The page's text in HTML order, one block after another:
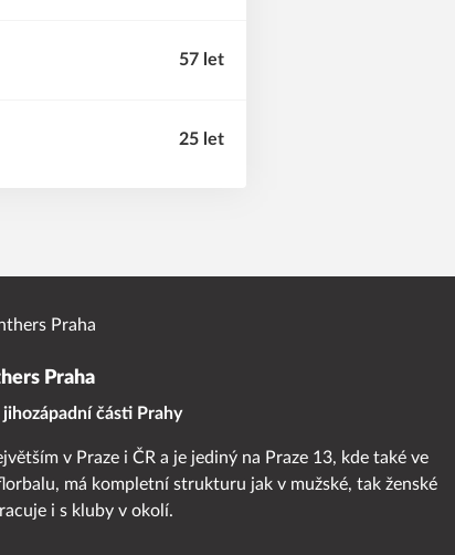
57 let
25 let
Praha
části Prahy
v Praze i ČR a je jediný na Praze 13, kde také ve
má kompletní strukturu jak v mužské, tak ženské
i s kluby v okolí.